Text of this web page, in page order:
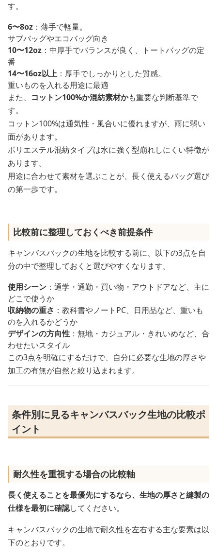
す。
6〜8oz ：薄手で軽量。
サブバッグやエコバッグ向き
10〜12oz ：中厚手でバランスが良く、トートバッグの定
番
14〜16oz以上 ：厚手でしっかりとした質感。
重いものを入れる用途に最適
また、 コットン100%か混紡素材かも重要な判断基準で
す。
コットン100%は通気性・風合いに優れますが、雨に弱い
面があります。
ポリエステル混紡タイプは水に強く型崩れしにくい特徴が
あります。
用途に合わせて素材を選ぶことが、長く使えるバッグ選び
の第一歩です。
比較前に整理しておくべき前提条件
キャンバスバックの生地を比較する前に、以下の3点を自
分の中で整理しておくと選びやすくなります。
使用シーン ：通学・通勤・買い物・アウトドアなど、主に
どこで使うか
収納物の重さ ：教科書やノートPC、日用品など、重いも
のを入れるかどうか
デザインの方向性 ：無地・カジュアル・きれいめなど、合
わせたいスタイル
この3点を明確にするだけで、自分に必要な生地の厚さや
加工の有無が自然と絞り込まれます。
条件別に見るキャンバスバック生地の比較ポ
イント
耐久性を重視する場合の比較軸
長く使えることを最優先にするなら、生地の厚さと縫製の
仕様を最初に確認してください。
キャンバスバックの生地で耐久性を左右する主な要素は以
下のとおりです。